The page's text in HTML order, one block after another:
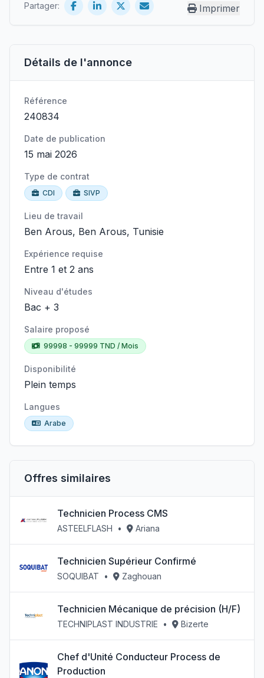
Détails de l'annonce
Référence
240834
Date de publication
15 mai 2026
Type de contrat
CDI SIVP
Lieu de travail
Ben Arous, Ben Arous, Tunisie
Expérience requise
Entre 1 et 2 ans
Niveau d'études
Bac + 3
Salaire proposé
99998 - 99999 TND / Mois
Disponibilité
Plein temps
Langues
Arabe
Offres similaires
Technicien Process CMS
ASTEELFLASH • Ariana
Technicien Supérieur Confirmé
SOQUIBAT • Zaghouan
Technicien Mécanique de précision (H/F)
TECHNIPLAST INDUSTRIE • Bizerte
Chef d'Unité Conducteur Process de
Production
Partager: Imprimer